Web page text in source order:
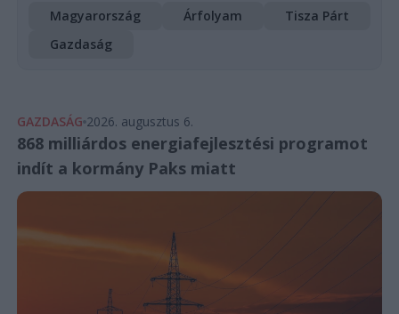
Magyarország
Árfolyam
Tisza Párt
Gazdaság
GAZDASÁG 2026. augusztus 6.
868 milliárdos energiafejlesztési programot
indít a kormány Paks miatt